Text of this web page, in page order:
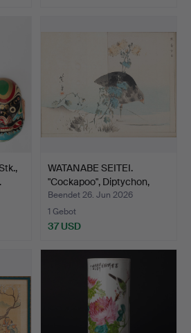
WATANABE SEITEI.
"Cockapoo", Diptychon,
Ho…
Beendet 26. Jun 2026
1 Gebot
37 USD